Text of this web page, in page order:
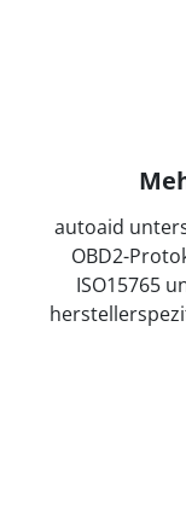
autoaid
OBD2-
ISO15765